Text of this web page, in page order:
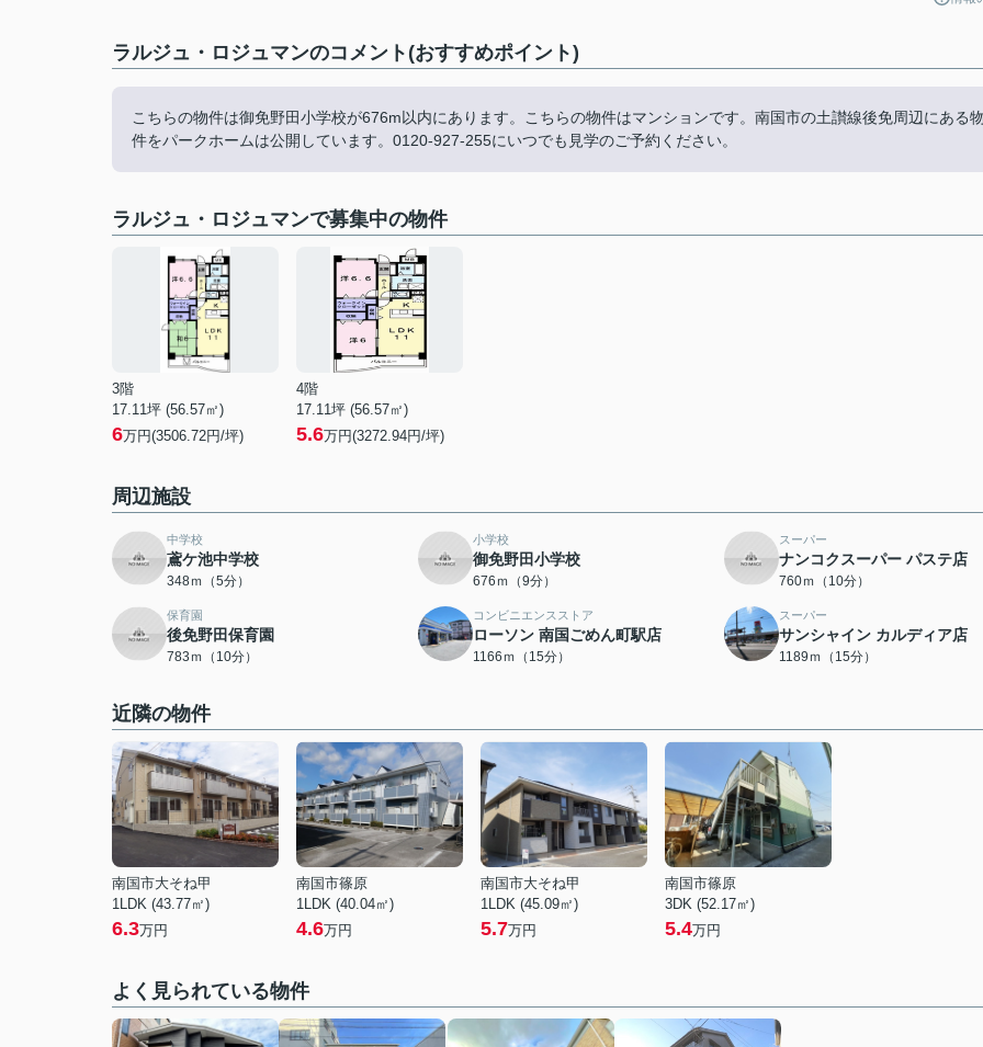
ラルジュ・ロジュマンのコメント(おすすめポイント)
こちらの物件は御免野田小学校が676m以内にあります。こちらの物件はマンションです。南国市の土讃線後免周辺にある物
件をパークホームは公開しています。0120-927-255にいつでも見学のご予約ください。
ラルジュ・ロジュマンで募集中の物件
3階
17.11坪 (56.57㎡)
6万円(3506.72円/坪)
4階
17.11坪 (56.57㎡)
5.6万円(3272.94円/坪)
周辺施設
中学校
鳶ケ池中学校
348ｍ（5分）
小学校
御免野田小学校
676ｍ（9分）
スーパー
ナンコクスーパー パステ店
760ｍ（10分）
保育園
後免野田保育園
783ｍ（10分）
コンビニエンスストア
ローソン 南国ごめん町駅店
1166ｍ（15分）
スーパー
サンシャイン カルディア店
1189ｍ（15分）
近隣の物件
南国市大そね甲
1LDK (43.77㎡)
6.3万円
南国市篠原
1LDK (40.04㎡)
4.6万円
南国市大そね甲
1LDK (45.09㎡)
5.7万円
南国市篠原
3DK (52.17㎡)
5.4万円
よく見られている物件